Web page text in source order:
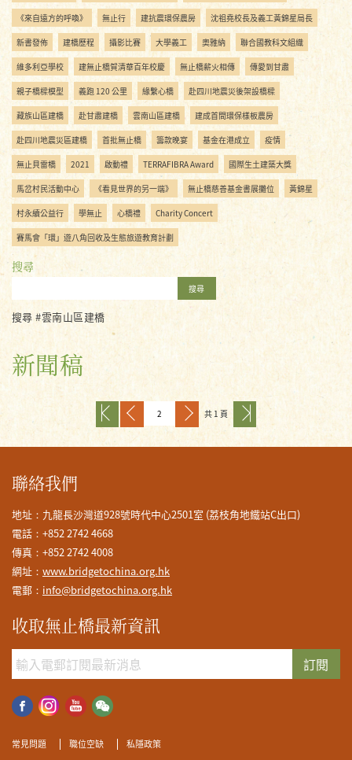
《來自遠方的呼喚》 無止行 建抗震環保農房 沈祖堯校長及義工黃錦星局長
新書發佈 建橋歷程 攝影比賽 大學義工 奧雅納 聯合國教科文組織
維多利亞學校 建無止橋賀清華百年校慶 無止橋薪火相傳 傳愛到甘肅
親子橋樑模型 義跑 120 公里 緣繫心橋 赴四川地震災後架設橋樑
藏族山區建橋 赴甘肅建橋 雲南山區建橋 建成首間環保樣板農房
赴四川地震災區建橋 首批無止橋 籌款晚宴 基金在港成立 疫情
無止貝雷橋 2021 啟動禮 TERRAFIBRA Award 國際生土建築大獎
馬岔村民活動中心 《看見世界的另一端》 無止橋慈善基金書展攤位 黃錦星
村永續公益行 學無止 心橋禮 Charity Concert
賽馬會「環」遊八角回收及生態旅遊教育計劃
搜尋
搜尋
搜尋 #雲南山區建橋
新聞稿
共 1 頁
聯絡我們
地址：九龍長沙灣道928號時代中心2501室 (荔枝角地鐵站C出口)
電話：+852 2742 4668
傳真：+852 2742 4008
網址： www.bridgetochina.org.hk
電郵： info@bridgetochina.org.hk
收取無止橋最新資訊
訂閱
常見問題 職位空缺 私隱政策